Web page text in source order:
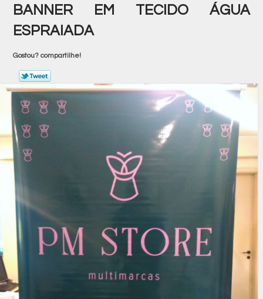
BANNER EM TECIDO ÁGUA
ESPRAIADA
Gostou? compartilhe!